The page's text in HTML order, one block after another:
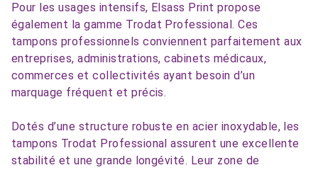
Pour les usages intensifs, Elsass Print propose
également la gamme Trodat Professional. Ces
tampons professionnels conviennent parfaitement aux
entreprises, administrations, cabinets médicaux,
commerces et collectivités ayant besoin d’un
marquage fréquent et précis.
Dotés d’une structure robuste en acier inoxydable, les
tampons Trodat Professional assurent une excellente
stabilité et une grande longévité. Leur zone de